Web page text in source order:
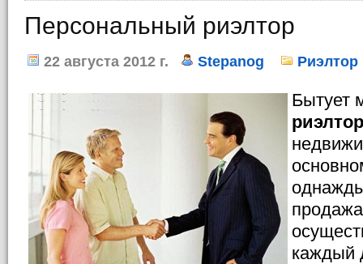
Персональный риэлтор
22 августа 2012 г. Stepanog Риэлтор
Бытует
каждый